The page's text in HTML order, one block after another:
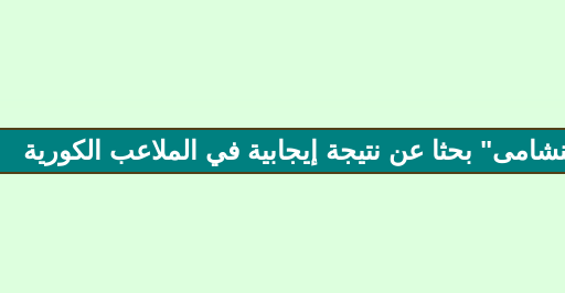
بحثا عن نتيجة إيجابية في الملاعب الكورية